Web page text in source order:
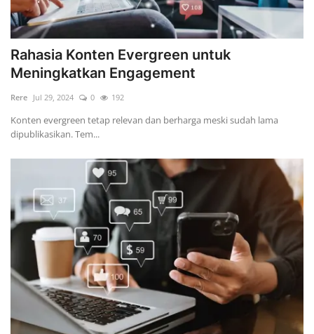
Rahasia Konten Evergreen untuk
Meningkatkan Engagement
Rere Jul 29, 2024 0 192
Konten evergreen tetap relevan dan berharga meski sudah lama
dipublikasikan. Tem...